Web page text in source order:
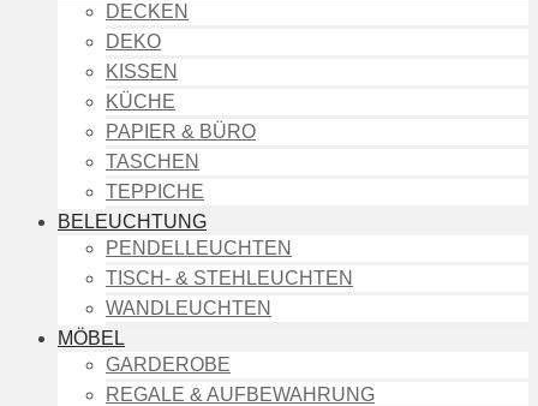
DECKEN
DEKO
KISSEN
KÜCHE
PAPIER & BÜRO
TASCHEN
TEPPICHE
BELEUCHTUNG
PENDELLEUCHTEN
TISCH- & STEHLEUCHTEN
WANDLEUCHTEN
MÖBEL
GARDEROBE
REGALE & AUFBEWAHRUNG